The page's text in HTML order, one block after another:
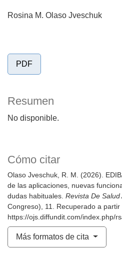
Rosina M. Olaso Jveschuk
PDF
Cómo citar
Olaso Jveschuk, R. M. (2026).
de las aplicaciones, nuevas
dudas habituales. Revista De Salud
Congreso), 11. Recuperado a partir
https://ojs.diffundit.com/index.php/
Más formatos de cita
Resumen
No disponible.